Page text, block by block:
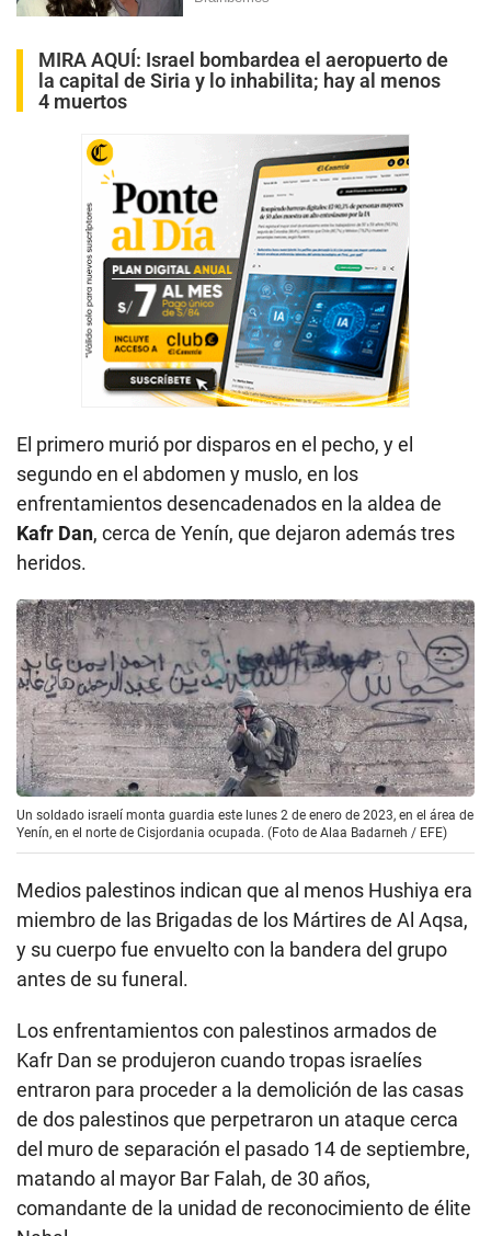
MIRA AQUÍ: Israel bombardea el aeropuerto de
la capital de Siria y lo inhabilita; hay al menos
4 muertos
El primero murió por disparos en el pecho, y el
segundo en el abdomen y muslo, en los
enfrentamientos desencadenados en la aldea de
Kafr Dan, cerca de Yenín, que dejaron además tres
heridos.
Un soldado israelí monta guardia este lunes 2 de enero de 2023, en el área de
Yenín, en el norte de Cisjordania ocupada. (Foto de Alaa Badarneh / EFE)
Medios palestinos indican que al menos Hushiya era
miembro de las Brigadas de los Mártires de Al Aqsa,
y su cuerpo fue envuelto con la bandera del grupo
antes de su funeral.
Los enfrentamientos con palestinos armados de
Kafr Dan se produjeron cuando tropas israelíes
entraron para proceder a la demolición de las casas
de dos palestinos que perpetraron un ataque cerca
del muro de separación el pasado 14 de septiembre,
matando al mayor Bar Falah, de 30 años,
comandante de la unidad de reconocimiento de élite